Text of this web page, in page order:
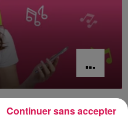
Continuer sans accepter